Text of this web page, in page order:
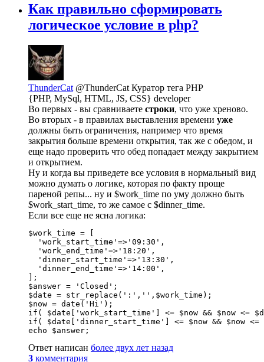
Как правильно сформировать
логическое условие в php?
ThunderCat @ThunderCat Куратор тега PHP
{PHP, MySql, HTML, JS, CSS} developer
Во первых - вы сравниваете строки, что уже хреново.
Во вторых - в правилах выставления времени уже
должны быть ограничения, например что время
закрытия больше времени открытия, так же с обедом, и
еще надо проверить что обед попадает между закрытием
и открытием.
Ну и когда вы приведете все условия в нормальный вид
можно думать о логике, которая по факту проще
пареной репы... ну и $work_time по уму должно быть
$work_start_time, то же самое с $dinner_time.
Если все еще не ясна логика:
$work_time = [
  'work_start_time'=>'09:30',
  'work_end_time'=>'18:20',
  'dinner_start_time'=>'13:30',
  'dinner_end_time'=>'14:00',
];
$answer = 'Closed';
$date = str_replace(':','',$work_time);
$now = date('Hi');
if( $date['work_start_time'] <= $now && $now <=
if( $date['dinner_start_time'] <= $now && $now
echo $answer;
Ответ написан более двух лет назад
3 комментария